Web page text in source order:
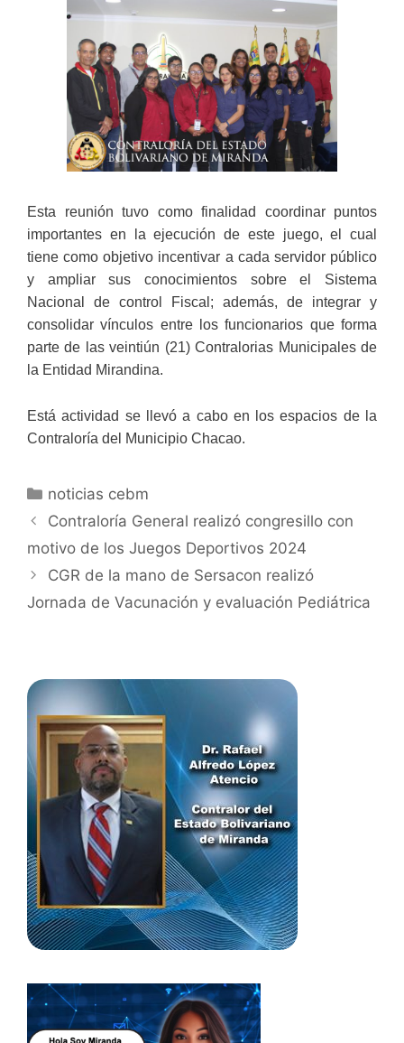
Esta reunión tuvo como finalidad coordinar puntos
importantes en la ejecución de este juego, el cual
tiene como objetivo incentivar a cada servidor público
y ampliar sus conocimientos sobre el Sistema
Nacional de control Fiscal; además, de integrar y
consolidar vínculos entre los funcionarios que forma
parte de las veintiún (21) Contralorias Municipales de
la Entidad Mirandina.
Está actividad se llevó a cabo en los espacios de la
Contraloría del Municipio Chacao.
noticias cebm
Contraloría General realizó congresillo con
motivo de los Juegos Deportivos 2024
CGR de la mano de Sersacon realizó
Jornada de Vacunación y evaluación Pediátrica